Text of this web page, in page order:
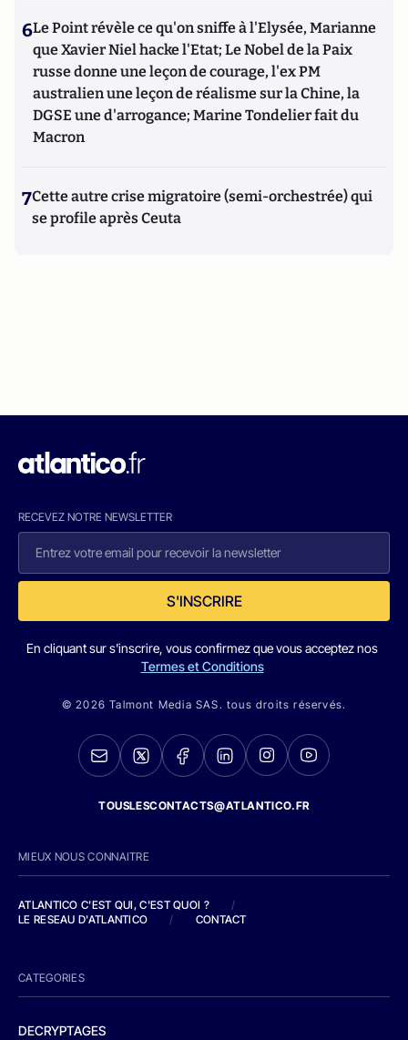
6Le Point révèle ce qu'on sniffe à l'Elysée, Marianne
que Xavier Niel hacke l'Etat; Le Nobel de la Paix
russe donne une leçon de courage, l'ex PM
australien une leçon de réalisme sur la Chine, la
DGSE une d'arrogance; Marine Tondelier fait du
Macron
7Cette autre crise migratoire (semi-orchestrée) qui
se profile après Ceuta
RECEVEZ NOTRE NEWSLETTER
S'INSCRIRE
En cliquant sur s'inscrire, vous confirmez que vous acceptez nos
Termes et Conditions
© 2026 Talmont Media SAS. tous droits réservés.
TOUSLESCONTACTS@ATLANTICO.FR
MIEUX NOUS CONNAITRE
ATLANTICO C'EST QUI, C'EST QUOI ?
/
LE RESEAU D'ATLANTICO
/ CONTACT
CATEGORIES
DECRYPTAGES